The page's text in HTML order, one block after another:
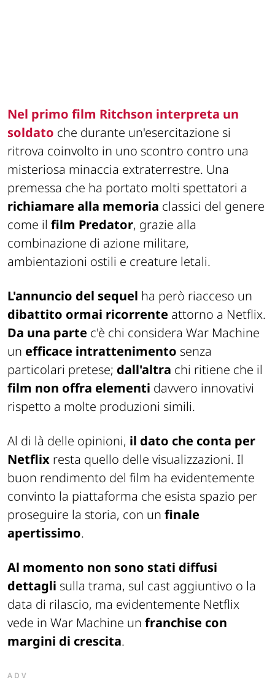
Nel primo film Ritchson interpreta un
soldato che durante un'esercitazione si
ritrova coinvolto in uno scontro contro una
misteriosa minaccia extraterrestre. Una
premessa che ha portato molti spettatori a
richiamare alla memoria classici del genere
come il film Predator, grazie alla
combinazione di azione militare,
ambientazioni ostili e creature letali.
L'annuncio del sequel ha però riacceso un
dibattito ormai ricorrente attorno a Netflix.
Da una parte c'è chi considera War Machine
un efficace intrattenimento senza
particolari pretese; dall'altra chi ritiene che il
film non offra elementi davvero innovativi
rispetto a molte produzioni simili.
Al di là delle opinioni, il dato che conta per
Netflix resta quello delle visualizzazioni. Il
buon rendimento del film ha evidentemente
convinto la piattaforma che esista spazio per
proseguire la storia, con un finale
apertissimo.
Al momento non sono stati diffusi
dettagli sulla trama, sul cast aggiuntivo o la
data di rilascio, ma evidentemente Netflix
vede in War Machine un franchise con
margini di crescita.
ADV